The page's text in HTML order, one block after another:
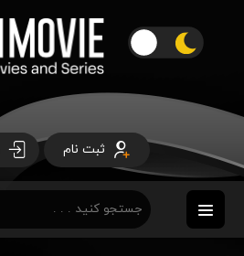
ثبت نام